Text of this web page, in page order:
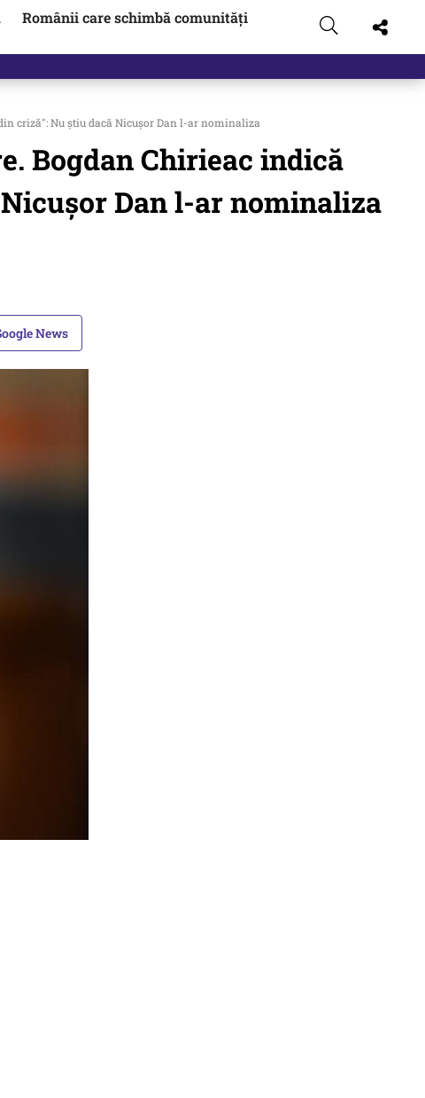
Românii care schimbă comunități
criză": Nu știu dacă Nicușor Dan l-ar nominaliza
Bogdan Chirieac indică
Dan l-ar nominaliza
News